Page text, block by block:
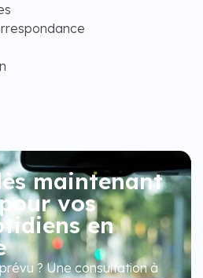
maintenant
vos
en
? Une consultation à